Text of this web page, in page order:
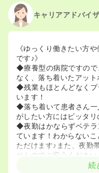
キャリアアドバイ
《ゆっくり働きたい方
です♪》
◆療養型の病院ですので
なく、落ち着いたアット
◆残業もほとんどなくプ
います！
◆落ち着いて患者さん一
がしたい方にはピッタリ
◆夜勤はかならずベテラ
ています！わからない
ただけます♪また、夜勤
せんのでご安心くださ
は、院長先生へ直通の続